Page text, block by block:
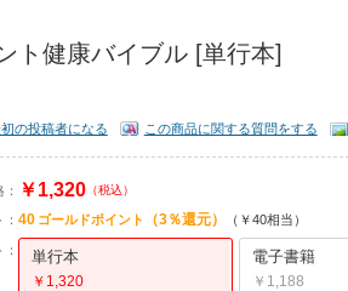
ト健康バイブル [単行本]
の投稿者になる この商品に関する質問をする
￥1,320（税込）
40 ゴールドポイント （3％還元） （￥40相当）
単行本
￥1,320
電子書籍
￥1,188